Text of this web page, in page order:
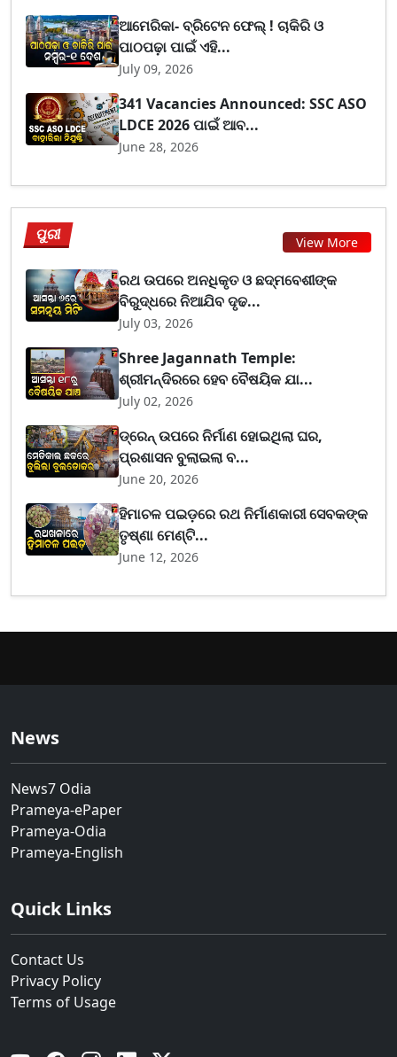
ଆମେରିକା- ବ୍ରିଟେନ ଫେଲ୍ ! ଚାକିରି ଓ
ପାଠପଢ଼ା ପାଇଁ ଏହି...
July 09, 2026
341 Vacancies Announced: SSC ASO
LDCE 2026 ପାଇଁ ଆବ...
June 28, 2026
ପୁରୀ View More
ରଥ ଉପରେ ଅନଧିକୃତ ଓ ଛଦ୍ମବେଶୀଙ୍କ
ବିରୁଦ୍ଧରେ ନିଆଯିବ ଦୃଢ...
July 03, 2026
Shree Jagannath Temple:
ଶ୍ରୀମନ୍ଦିରରେ ହେବ ବୈଷୟିକ ଯା...
July 02, 2026
ଡ୍ରେନ୍ ଉପରେ ନିର୍ମାଣ ହୋଇଥିଲା ଘର,
ପ୍ରଶାସନ ବୁଲାଇଲା ବ...
June 20, 2026
ହିମାଚଳ ପଇଡ଼ରେ ରଥ ନିର୍ମାଣକାରୀ ସେବକଙ୍କ
ତୃଷ୍ଣା ମେଣ୍ଟି...
June 12, 2026
News
News7 Odia
Prameya-ePaper
Prameya-Odia
Prameya-English
Quick Links
Contact Us
Privacy Policy
Terms of Usage
YouTube Facebook Instagram Linkedin